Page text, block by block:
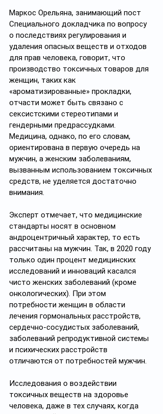
Маркос Орельяна, занимающий пост
Специального докладчика по вопросу
о последствиях регулирования и
удаления опасных веществ и отходов
для прав человека, говорит, что
производство токсичных товаров для
женщин, таких как
«ароматизированные» прокладки,
отчасти может быть связано с
сексистскими стереотипами и
гендерными предрассудками.
Медицина, однако, по его словам,
ориентирована в первую очередь на
мужчин, а женским заболеваниям,
вызванным использованием токсичных
средств, не уделяется достаточно
внимания.
Эксперт отмечает, что медицинские
стандарты носят в основном
андроцентричный характер, то есть
рассчитаны на мужчин. Так, в 2020 году
только один процент медицинских
исследований и инноваций касался
чисто женских заболеваний (кроме
онкологических). При этом
потребности женщин в области
лечения гормональных расстройств,
сердечно-сосудистых заболеваний,
заболеваний репродуктивной системы
и психических расстройств
отличаются от потребностей мужчин.
Исследования о воздействии
токсичных веществ на здоровье
человека, даже в тех случаях, когда